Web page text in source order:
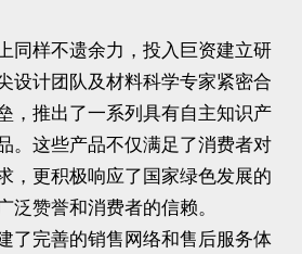
同样不遗余力，投入巨资建立研
设计团队及材料科学专家紧密合
，推出了一系列具有自主知识产
。这些产品不仅满足了消费者对
，更积极响应了国家绿色发展的
赞誉和消费者的信赖。
了完善的销售网络和售后服务体